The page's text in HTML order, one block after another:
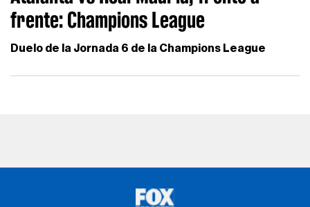
frente: Champions League
Duelo de la Jornada 6 de la Champions League